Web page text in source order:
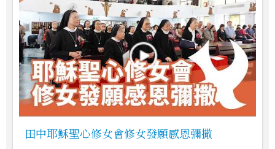
田中耶穌聖心修女會修女發願感恩彌撒